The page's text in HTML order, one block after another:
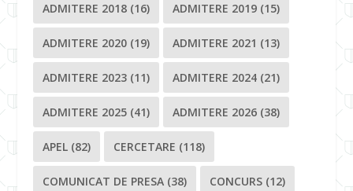
ADMITERE 2018 (16) ADMITERE 2019 (15)
ADMITERE 2020 (19) ADMITERE 2021 (13)
ADMITERE 2023 (11) ADMITERE 2024 (21)
ADMITERE 2025 (41) ADMITERE 2026 (38)
APEL (82) CERCETARE (118)
COMUNICAT DE PRESA (38) CONCURS (12)